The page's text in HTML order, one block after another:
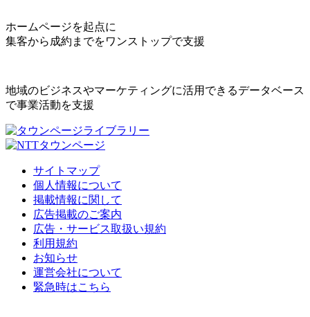
ホームページを起点に
集客から成約までをワンストップで支援
地域のビジネスやマーケティングに活用できるデータベース
で事業活動を支援
サイトマップ
個人情報について
掲載情報に関して
広告掲載のご案内
広告・サービス取扱い規約
利用規約
お知らせ
運営会社について
緊急時はこちら